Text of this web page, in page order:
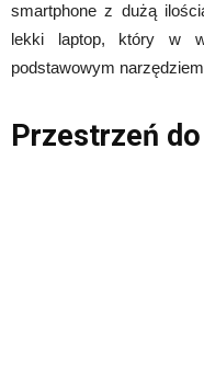
smartphone z dużą
lekki laptop, który w
podstawowym
Przestrzeń